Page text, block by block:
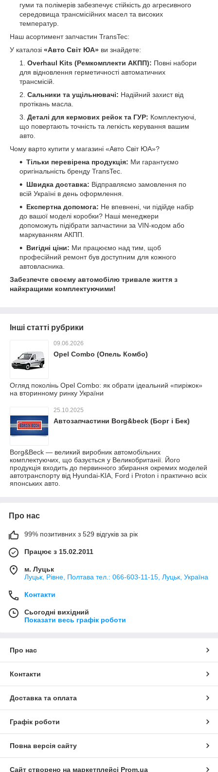
гуми та полімерів забезпечує стійкість до агресивного
середовища трансмісійних масел та високих
температур.
Наш асортимент запчастин TransTec:
У каталозі «Авто Світ ЮА» ви знайдете:
Overhaul Kits (Ремкомплекти АКПП): Повні набори
для відновлення герметичності автоматичних
трансмісій.
Сальники та ущільнювачі: Надійний захист від
протікань масла.
Деталі для кермових рейок та ГУР: Комплектуючі,
що повертають точність та легкість керування вашим
авто.
Чому варто купити у магазині «Авто Світ ЮА»?
Тільки перевірена продукція: Ми гарантуємо
оригінальність бренду TransTec.
Швидка доставка: Відправляємо замовлення по
всій Україні в день оформлення.
Експертна допомога: Не впевнені, чи підійде набір
до вашої моделі коробки? Наші менеджери
допоможуть підібрати запчастини за VIN-кодом або
маркуванням АКПП.
Вигідні ціни: Ми працюємо над тим, щоб
професійний ремонт був доступним для кожного
автовласника.
Забезпечте своєму автомобілю тривале життя з
найкращими комплектуючими!
Інші статті рубрики
09.06.2026
Opel Combo (Опель Комбо)
Огляд поколінь Opel Combo: як обрати ідеальний «пиріжок»
на вторинному ринку України
25.10.2025
Автозапчастини Borg&beck (Борг і Бек)
Borg&Beck — великий виробник автомобільних
комплектуючих, що базується у Великобританії. Його
продукція входить до первинного збирання окремих моделей
автотранспорту від Hyundai-KIA, Ford і Proton і практично всіх
японських авто.
Про нас
99% позитивних з 529 відгуків за рік
Працює з 15.02.2011
м. Луцьк
Луцьк, Рівне, Полтава тел.: 066-603-11-15, Луцьк, Україна
Контакти
Сьогодні вихідний
Показати весь графік роботи
Про нас
Контакти
Доставка та оплата
Графік роботи
Повна версія сайту
Сайт створено на маркетплейсі Prom.ua